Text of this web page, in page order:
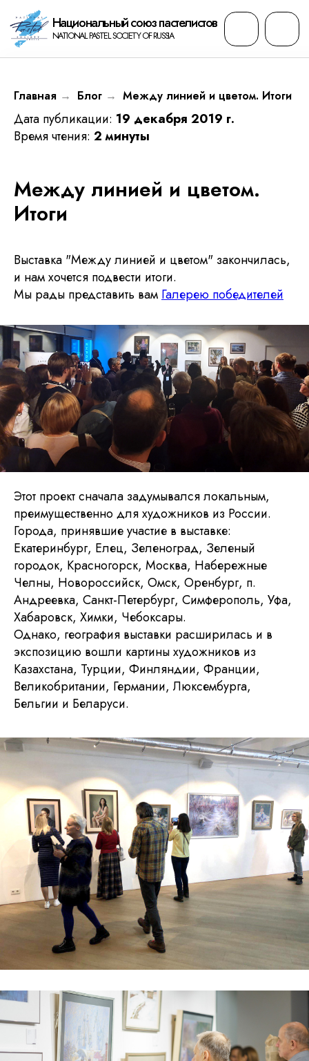
Национальный cоюз пастелистов
NATIONAL PASTEL SOCIETY OF RUSSIA
Главная → Блог → Между линией и цветом. Итоги
Дата публикации: 19 декабря 2019 г.
Время чтения: 2 минуты
Между линией и цветом.
Итоги
Выставка "Между линией и цветом" закончилась,
и нам хочется подвести итоги.
Мы рады представить вам Галерею победителей
Этот проект сначала задумывался локальным,
преимущественно для художников из России.
Города, принявшие участие в выставке:
Екатеринбург, Елец, Зеленоград, Зеленый
городок, Красногорск, Москва, Набережные
Челны, Новороссийск, Омск, Оренбург, п.
Андреевка, Санкт-Петербург, Симферополь, Уфа,
Хабаровск, Химки, Чебоксары.
Однако, география выставки расширилась и в
экспозицию вошли картины художников из
Казахстана, Турции, Финляндии, Франции,
Великобритании, Германии, Люксембурга,
Бельгии и Беларуси.